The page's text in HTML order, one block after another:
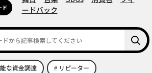
ド
ードバック
な資金調達 リピーター